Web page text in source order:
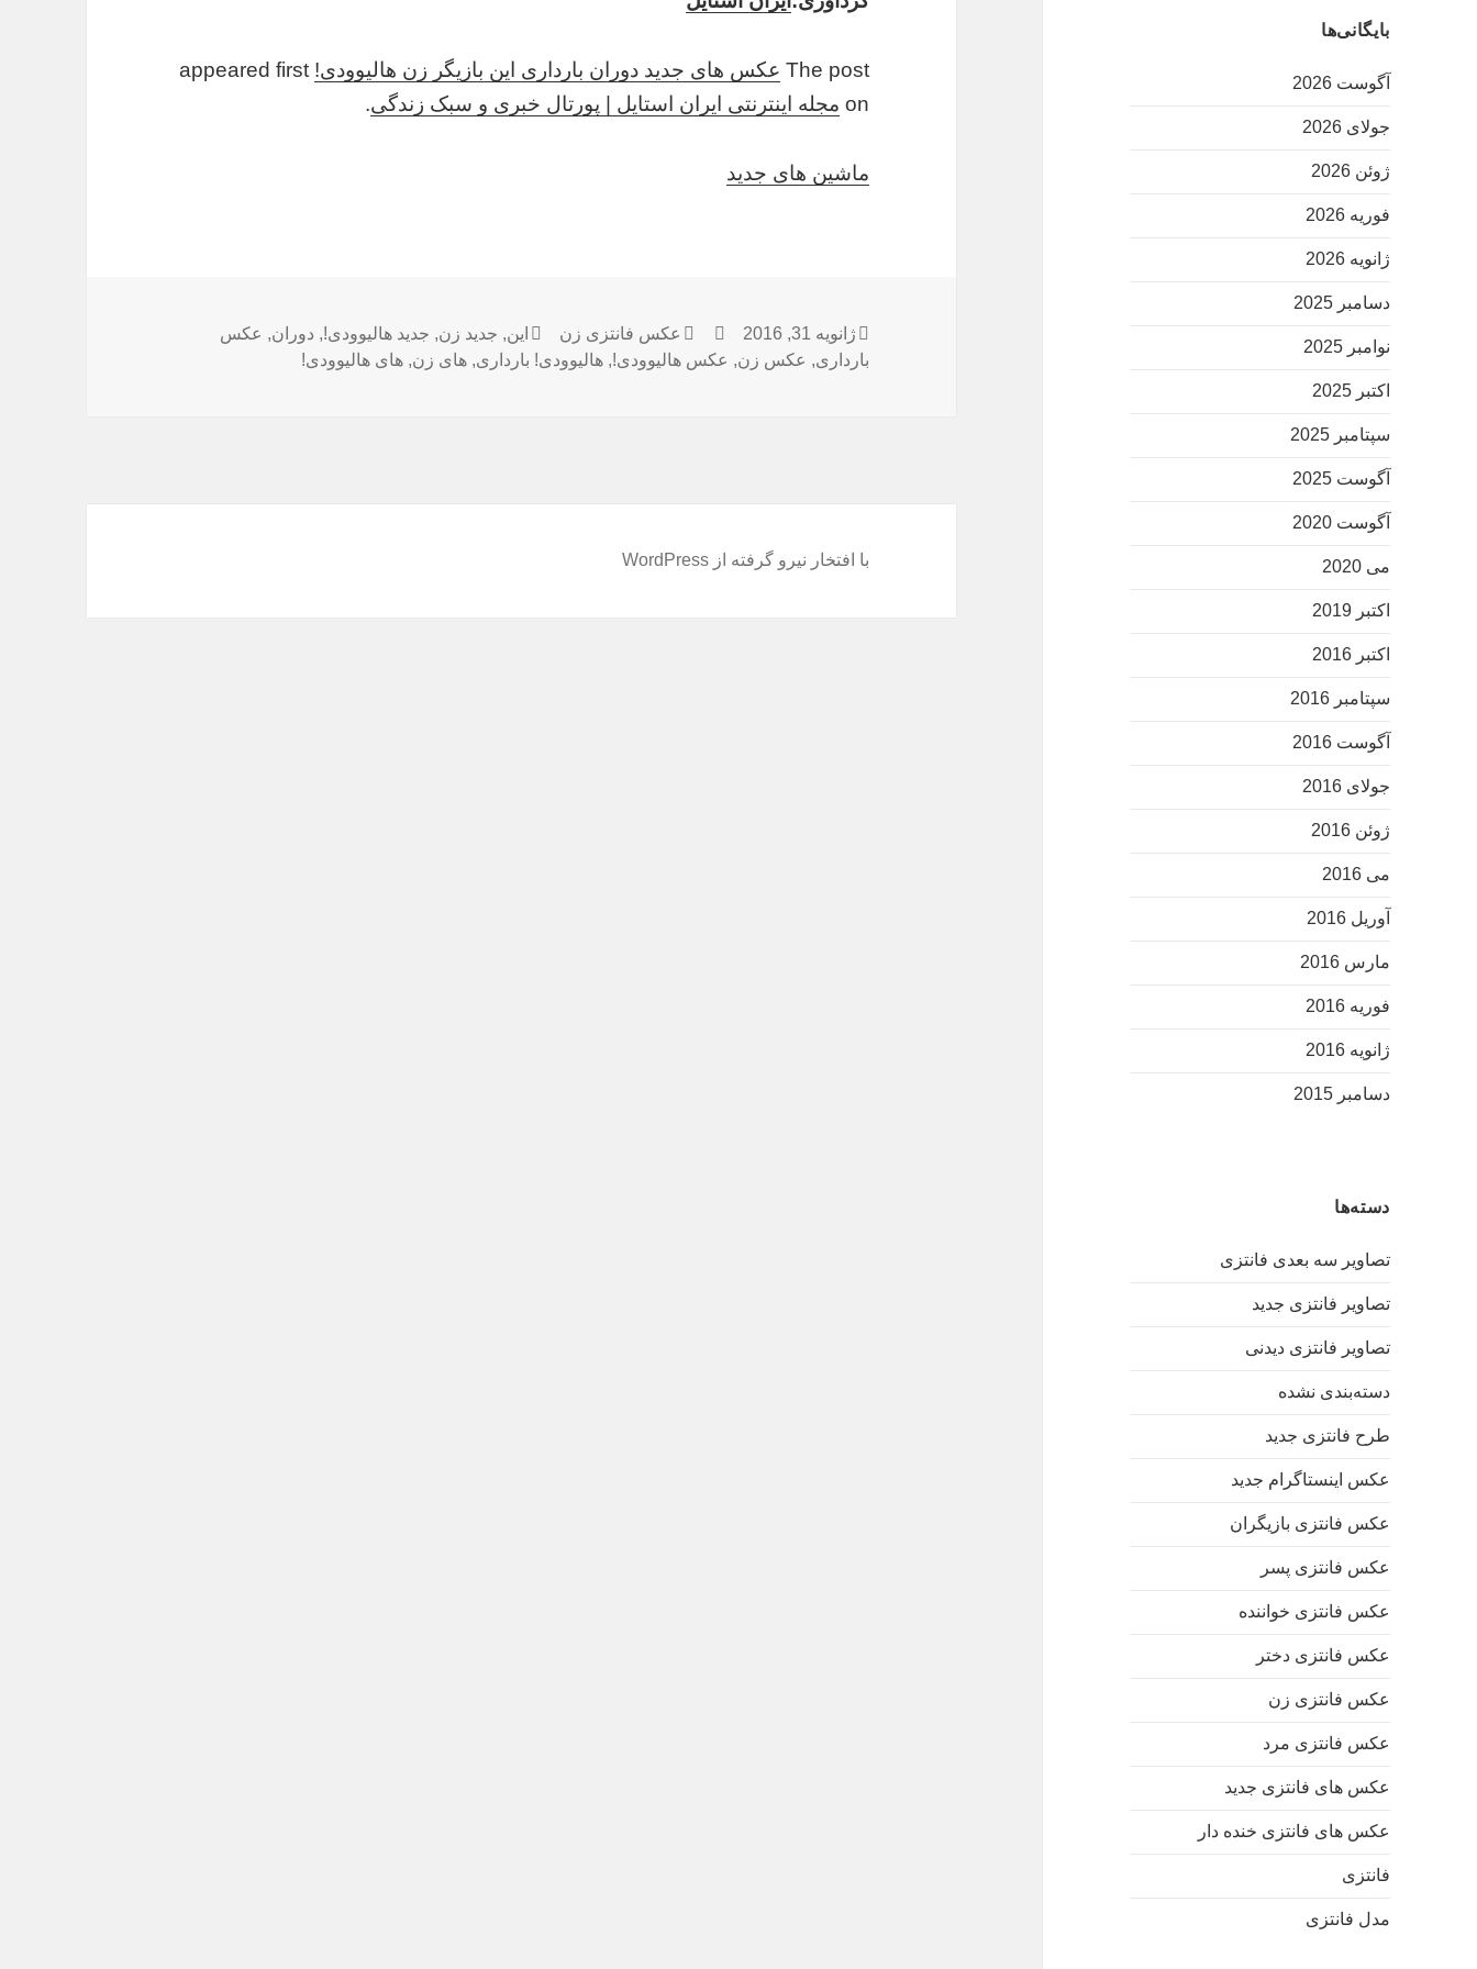
بایگانی‌ها
آگوست 2026
جولای 2026
ژوئن 2026
فوریه 2026
ژانویه 2026
دسامبر 2025
نوامبر 2025
اکتبر 2025
سپتامبر 2025
آگوست 2025
آگوست 2020
می 2020
اکتبر 2019
اکتبر 2016
سپتامبر 2016
آگوست 2016
جولای 2016
ژوئن 2016
می 2016
آوریل 2016
مارس 2016
فوریه 2016
ژانویه 2016
دسامبر 2015
دسته‌ها
تصاویر سه بعدی فانتزی
تصاویر فانتزی جدید
تصاویر فانتزی دیدنی
دسته‌بندی نشده
طرح فانتزی جدید
عکس اینستاگرام جدید
عکس فانتزی بازیگران
عکس فانتزی پسر
عکس فانتزی خواننده
عکس فانتزی دختر
عکس فانتزی زن
عکس فانتزی مرد
عکس های فانتزی جدید
عکس های فانتزی خنده دار
فانتزی
مدل فانتزی
The post عکس های جدید دوران بارداری این بازیگر زن هالیوودی! appeared first
on مجله اینترنتی ایران استایل | پورتال خبری و سبک زندگی.
ماشین های جدید
ارسال
شده
ژانویه 31, 2016 نویسندهدسته‌ها
عکس فانتزی زن برچسب‌ها
این, جدید زن, جدید هالیوودی!, دوران, عکس
بارداری, عکس زن, عکس هالیوودی!,هالیوودی! بارداری,های زن,های هالیوودی!
با افتخار نیرو گرفته از WordPress